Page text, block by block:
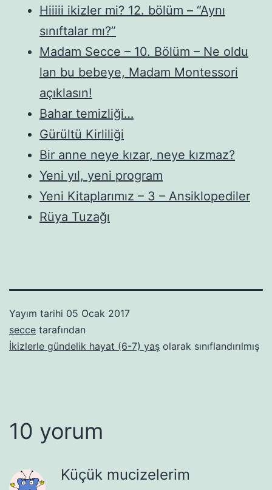
Hiiiii ikizler mi? 12. bölüm – “Aynı
sınıftalar mı?”
Madam Secce – 10. Bölüm – Ne oldu
lan bu bebeye, Madam Montessori
açıklasın!
Bahar temizliği…
Gürültü Kirliliği
Bir anne neye kızar, neye kızmaz?
Yeni yıl, yeni program
Yeni Kitaplarımız – 3 – Ansiklopediler
Rüya Tuzağı
Yayım tarihi 05 Ocak 2017
secce tarafından
İkizlerle gündelik hayat (6-7) yaş olarak sınıflandırılmış
10 yorum
Küçük mucizelerim